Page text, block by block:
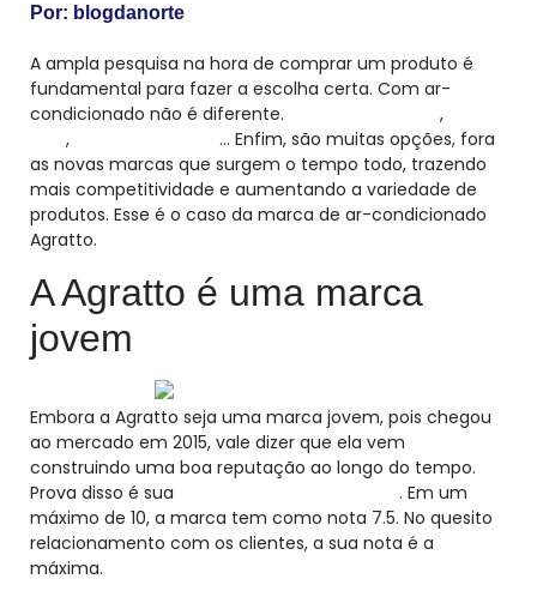
Por: blogdanorte
A ampla pesquisa na hora de comprar um produto é
fundamental para fazer a escolha certa. Com ar-
condicionado não é diferente.
,
,
… Enfim, são muitas opções, fora
as novas marcas que surgem o tempo todo, trazendo
mais competitividade e aumentando a variedade de
produtos. Esse é o caso da marca de ar-condicionado
Agratto.
A Agratto é uma marca
jovem
Embora a Agratto seja uma marca jovem, pois chegou
ao mercado em 2015, vale dizer que ela vem
construindo uma boa reputação ao longo do tempo.
Prova disso é sua
. Em um
máximo de 10, a marca tem como nota 7.5. No quesito
relacionamento com os clientes, a sua nota é a
máxima.